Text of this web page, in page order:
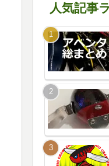
人気記事